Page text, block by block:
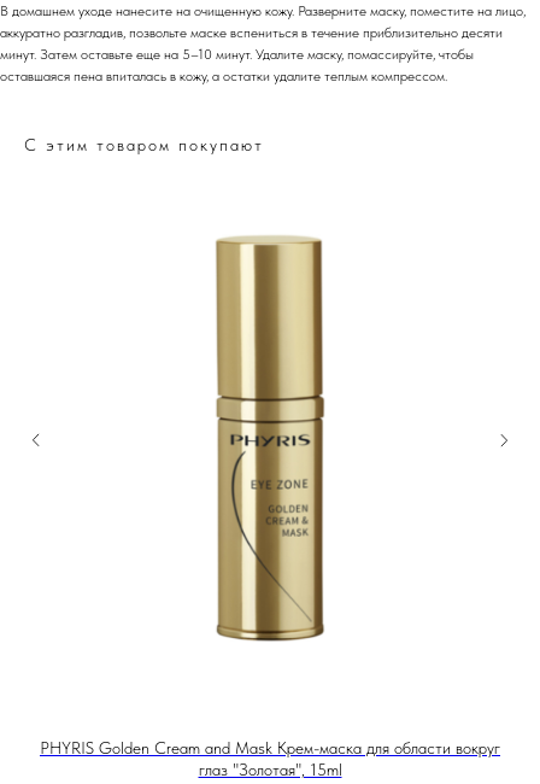
В домашнем уходе нанесите на очищенную кожу. Разверните маску, поместите на лицо,
аккуратно разгладив, позвольте маске вспениться в течение приблизительно десяти
минут. Затем оставьте еще на 5–10 минут. Удалите маску, помассируйте, чтобы
оставшаяся пена впиталась в кожу, а остатки удалите теплым компрессом.
С этим товаром покупают
PHYRIS Golden Cream and Mask Крем-маска для области вокруг
глаз "Золотая", 15ml